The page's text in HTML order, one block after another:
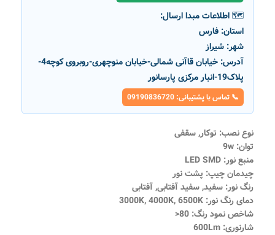
🗺️ اطلاعات مبدا ارسال:
استان: فارس
شهر: شیراز
آدرس:
خیابان قاآنی شمالی-خیابان منوچهری-روبروی کوچه4-
پلاک19-انبار مرکزی پارسانور
📞 تماس با پشتیبانی: 09190836720
نوع نصب: توکار, سقفی
توان: 9w
منبع نور: LED SMD
چیدمان چیپ: پشت نور
رنگ نور: سفید, سفید آفتابی, آفتابی
دمای رنگ نور: 3000K, 4000K, 6500K
شاخص نمود رنگ: 80<
شارنوری: 600Lm